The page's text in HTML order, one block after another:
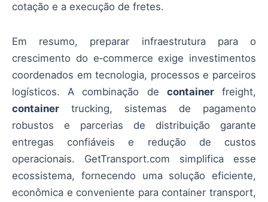
cotação e a execução de fretes.
Em resumo, preparar infraestrutura para o
crescimento do e‑commerce exige investimentos
coordenados em tecnologia, processos e parceiros
logísticos. A combinação de containerfreight,
container trucking, sistemas de pagamento
robustos e parcerias de distribuição garante
entregas confiáveis e redução de custos
operacionais. GetTransport.com simplifica esse
ecossistema, fornecendo uma solução eficiente,
econômica e conveniente para container transport,